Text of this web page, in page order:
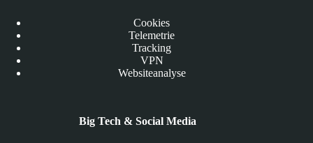
Cookies
Telemetrie
Tracking
VPN
Websiteanalyse
Big Tech & Social Media